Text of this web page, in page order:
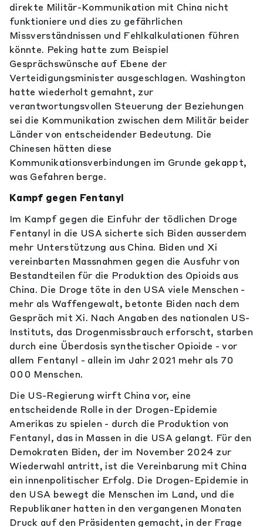
direkte Militär-Kommunikation mit China nicht
funktioniere und dies zu gefährlichen
Missverständnissen und Fehlkalkulationen führen
könnte. Peking hatte zum Beispiel
Gesprächswünsche auf Ebene der
Verteidigungsminister ausgeschlagen. Washington
hatte wiederholt gemahnt, zur
verantwortungsvollen Steuerung der Beziehungen
sei die Kommunikation zwischen dem Militär beider
Länder von entscheidender Bedeutung. Die
Chinesen hätten diese
Kommunikationsverbindungen im Grunde gekappt,
was Gefahren berge.
Kampf gegen Fentanyl
Im Kampf gegen die Einfuhr der tödlichen Droge
Fentanyl in die USA sicherte sich Biden ausserdem
mehr Unterstützung aus China. Biden und Xi
vereinbarten Massnahmen gegen die Ausfuhr von
Bestandteilen für die Produktion des Opioids aus
China. Die Droge töte in den USA viele Menschen -
mehr als Waffengewalt, betonte Biden nach dem
Gespräch mit Xi. Nach Angaben des nationalen US-
Instituts, das Drogenmissbrauch erforscht, starben
durch eine Überdosis synthetischer Opioide - vor
allem Fentanyl - allein im Jahr 2021 mehr als 70
000 Menschen.
Die US-Regierung wirft China vor, eine
entscheidende Rolle in der Drogen-Epidemie
Amerikas zu spielen - durch die Produktion von
Fentanyl, das in Massen in die USA gelangt. Für den
Demokraten Biden, der im November 2024 zur
Wiederwahl antritt, ist die Vereinbarung mit China
ein innenpolitischer Erfolg. Die Drogen-Epidemie in
den USA bewegt die Menschen im Land, und die
Republikaner hatten in den vergangenen Monaten
Druck auf den Präsidenten gemacht, in der Frage